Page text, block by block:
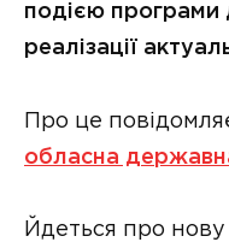
подією
реалізації
Про це
обласна
Йдеться про нову